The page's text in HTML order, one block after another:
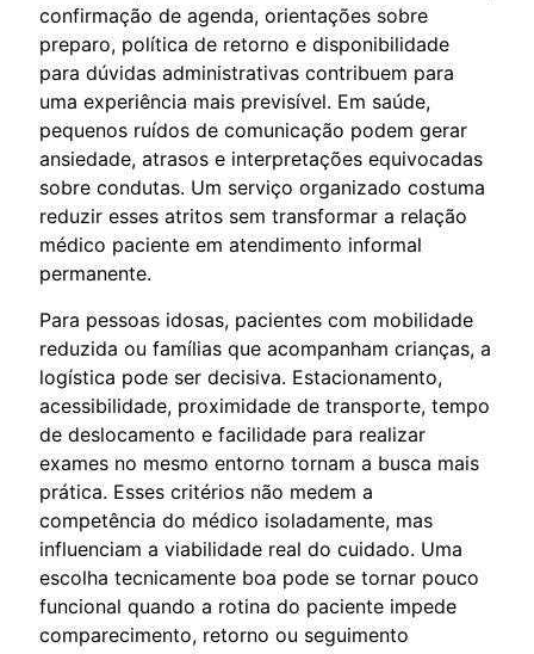
confirmação de agenda, orientações sobre
preparo, política de retorno e disponibilidade
para dúvidas administrativas contribuem para
uma experiência mais previsível. Em saúde,
pequenos ruídos de comunicação podem gerar
ansiedade, atrasos e interpretações equivocadas
sobre condutas. Um serviço organizado costuma
reduzir esses atritos sem transformar a relação
médico paciente em atendimento informal
permanente.
Para pessoas idosas, pacientes com mobilidade
reduzida ou famílias que acompanham crianças, a
logística pode ser decisiva. Estacionamento,
acessibilidade, proximidade de transporte, tempo
de deslocamento e facilidade para realizar
exames no mesmo entorno tornam a busca mais
prática. Esses critérios não medem a
competência do médico isoladamente, mas
influenciam a viabilidade real do cuidado. Uma
escolha tecnicamente boa pode se tornar pouco
funcional quando a rotina do paciente impede
comparecimento, retorno ou seguimento